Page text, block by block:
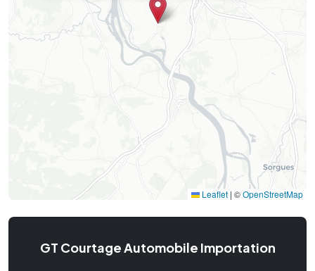
Leaflet | ©OpenStreetMap
GT Courtage Automobile Importation